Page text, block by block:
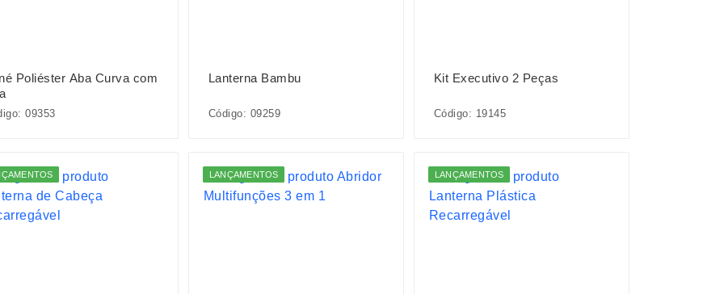
Poliéster Aba Curva com
09353
Lanterna Bambu
Código: 09259
Kit Executivo 2 Peças
Código: 19145
LANÇAMENTOS LANÇAMENTOS